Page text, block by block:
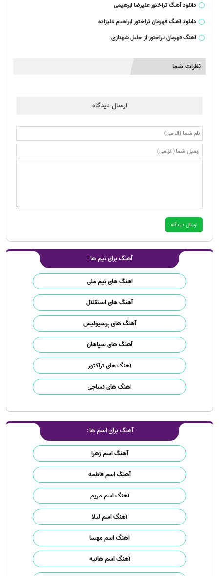
آهنگ برای تیم ها :
اهنگ های تیم ملی
آهنگ های استقلال
آهنگ های پرسپولیس
آهنگ های سپاهان
آهنگ های تراکتور
آهنگ های نساجی
آهنگ برای اسم ها :
آهنگ اسم زهرا
آهنگ اسم فاطمه
آهنگ اسم مریم
آهنگ اسم لیلا
آهنگ اسم مهسا
آهنگ اسم هانیه
دانلود آهنگ تراختور علیرضا ابرهیمی
دانلود آهنگ قهرمان تراختور ابراهیم علیزاده
آهنگ قهرمان تراختور از جلیل شهنازی
نظرات شما
ارسال دیدگاه